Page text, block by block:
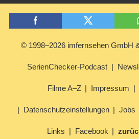
© 1998–2026 imfernsehen GmbH
SerienChecker-Podcast
Filme A–Z Impressum
Datenschutzeinstellungen Jobs
Links Facebook